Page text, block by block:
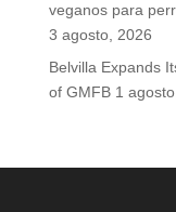
veganos para
3 agosto, 2026
Belvilla Expands
of GMFB 1